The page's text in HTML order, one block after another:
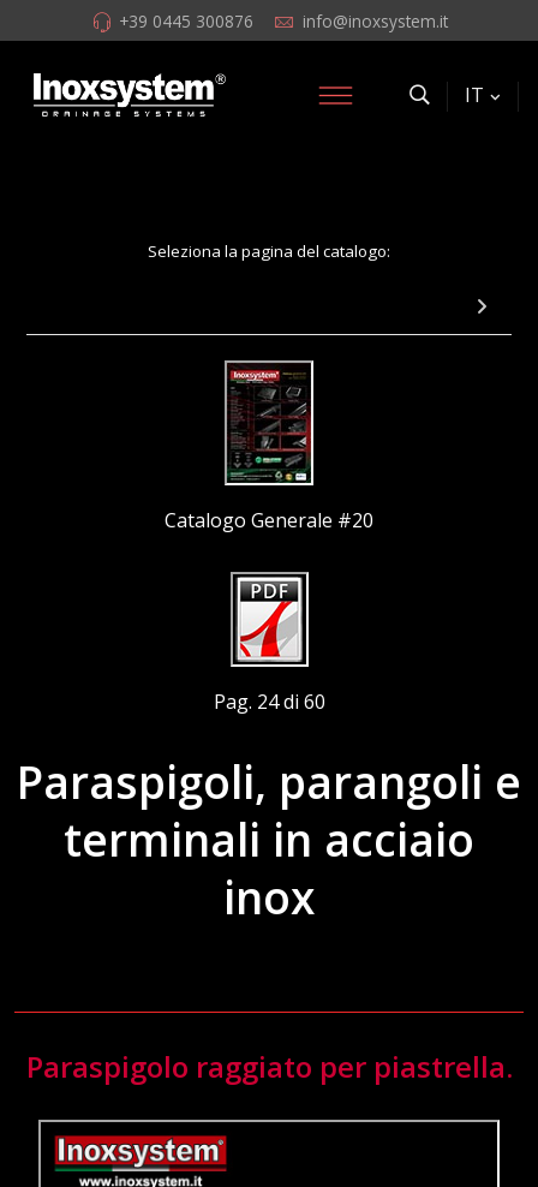
+39 0445 300876 info@inoxsystem.it
IT
Seleziona la pagina del catalogo:
Catalogo Generale #20
Pag. 24 di 60
Paraspigoli, parangoli e
terminali in acciaio
inox
Paraspigolo raggiato per piastrella.